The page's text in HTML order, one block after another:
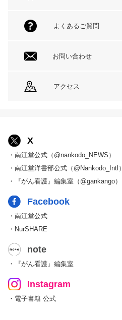
よくあるご質問
お問い合わせ
アクセス
X
・南江堂公式（@nankodo_NEWS）
・南江堂洋書部公式（@Nankodo_Intl）
・『がん看護』編集室（@gankango）
Facebook
・南江堂公式
・NurSHARE
note
・『がん看護』編集室
Instagram
・電子書籍 公式